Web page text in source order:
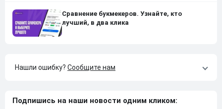
Сравнение букмекеров. Узнайте, кто
лучший, в два клика
Нашли ошибку? Сообщите нам
Подпишись на наши новости одним кликом: